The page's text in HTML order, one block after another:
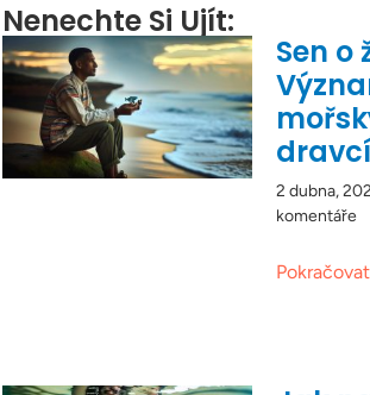
Nenechte Si Ujít:
Sen o
2 dubna,
komentáře